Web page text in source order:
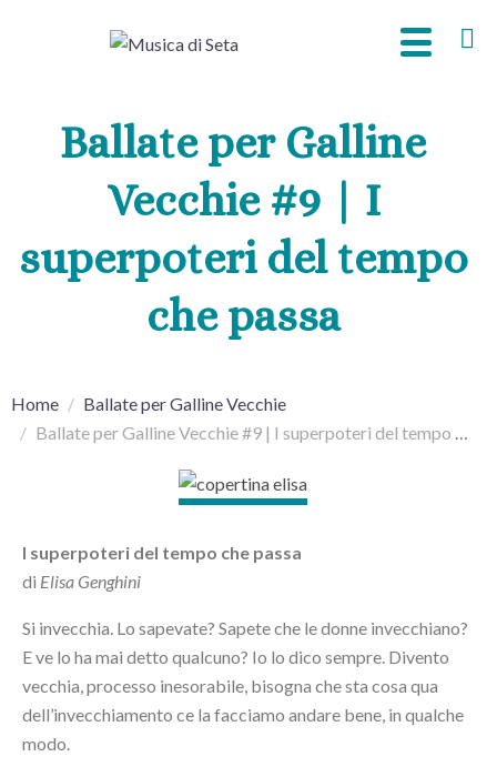
Ballate per Galline
Vecchie #9 | I
superpoteri del tempo
che passa
Home
Ballate per Galline Vecchie
Ballate per Galline Vecchie #9 | I superpoteri del tempo che passa
I superpoteri del tempo che passa
di Elisa Genghini
Si invecchia. Lo sapevate? Sapete che le donne invecchiano?
E ve lo ha mai detto qualcuno? Io lo dico sempre. Divento
vecchia, processo inesorabile, bisogna che sta cosa qua
dell’invecchiamento ce la facciamo andare bene, in qualche
modo.